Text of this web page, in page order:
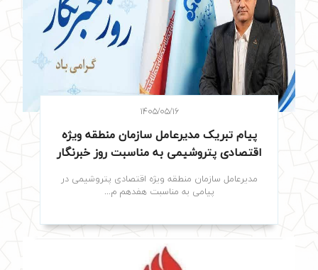
۱۴۰۵/۰۵/۱۶
پیام تبریک مدیرعامل سازمان منطقه ویژه
اقتصادی پتروشیمی به مناسبت روز خبرنگار
مدیرعامل سازمان منطقه ویژه اقتصادی پتروشیمی در
پیامی به مناسبت هفدهم م...